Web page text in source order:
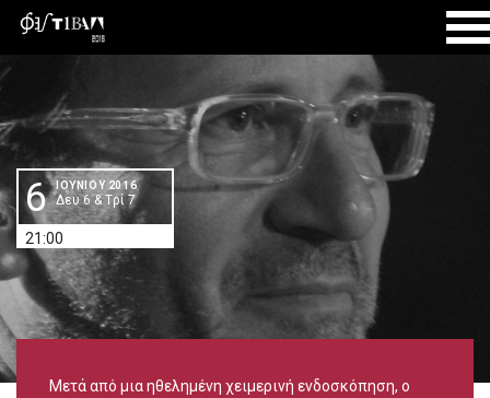
ΘΑΝΑΣΗΣ ΠΑΠΑΚΩΝΣΤΑΝΤΙΝΟΥ
6 ΙΟΥΝIOY 2016
Δευ 6 & Tρί 7
21:00
Μετά από μια ηθελημένη χειμερινή ενδοσκόπηση, ο